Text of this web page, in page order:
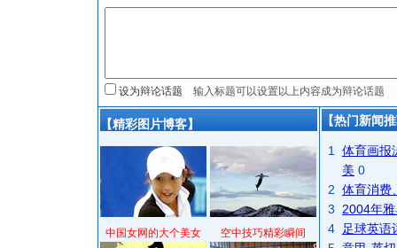
设为辩论话题
【精彩图片博客】
中国女网的大个美女 空中技巧精彩瞬间
【热门新闻
1
体育画报
美 0
2 体育消费
3
2004年
4
足球英语